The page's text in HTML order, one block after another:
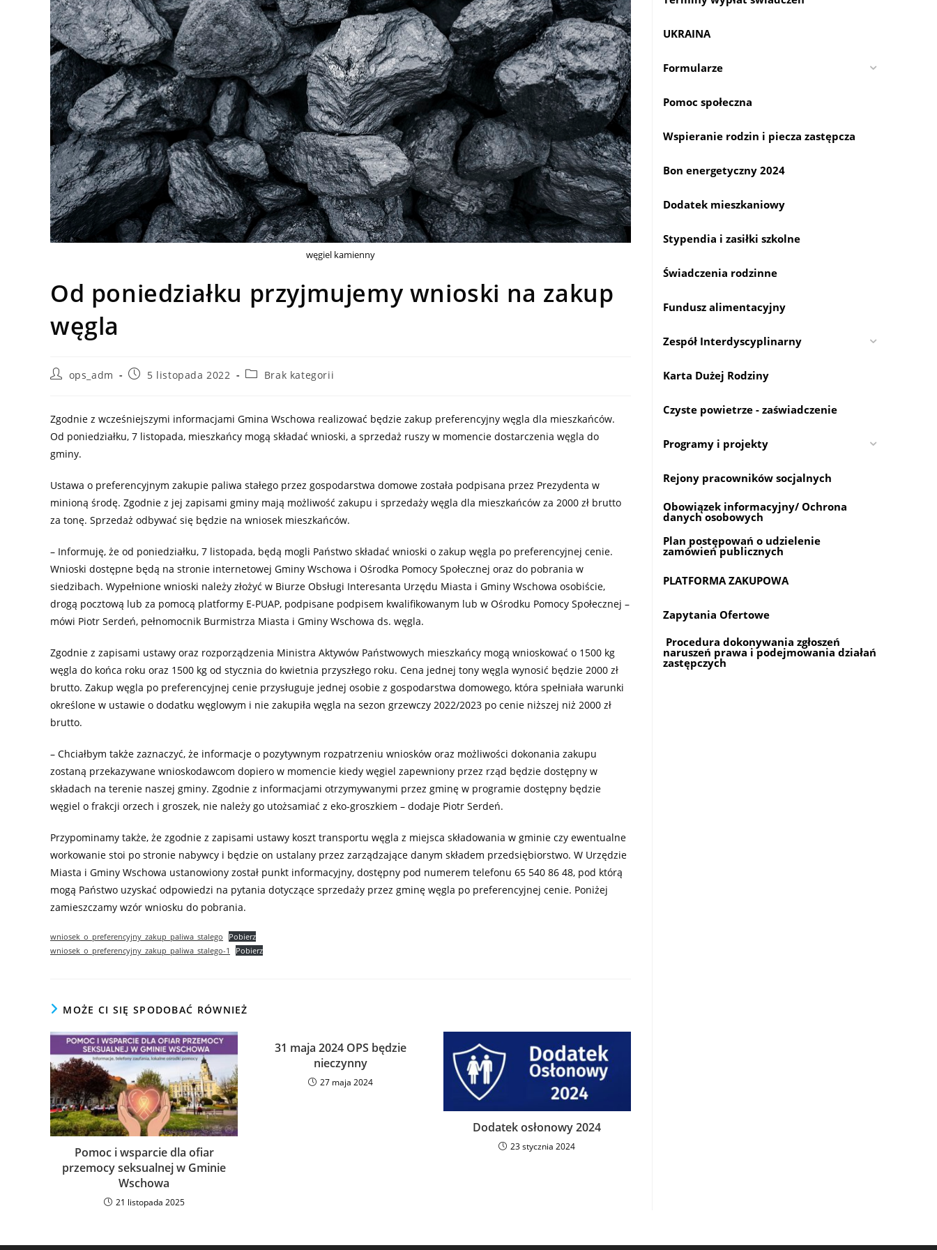
węgiel kamienny
Od poniedziałku przyjmujemy wnioski na zakup
węgla
Postops_adm
Post5 listopada 2022
PostBrak kategorii
Zgodnie z wcześniejszymi informacjami Gmina Wschowa realizować będzie zakup preferencyjny węgla dla mieszkańców.
Od poniedziałku, 7 listopada, mieszkańcy mogą składać wnioski, a sprzedaż ruszy w momencie dostarczenia węgla do
gminy.
Ustawa o preferencyjnym zakupie paliwa stałego przez gospodarstwa domowe została podpisana przez Prezydenta w
minioną środę. Zgodnie z jej zapisami gminy mają możliwość zakupu i sprzedaży węgla dla mieszkańców za 2000 zł brutto
za tonę. Sprzedaż odbywać się będzie na wniosek mieszkańców.
– Informuję, że od poniedziałku, 7 listopada, będą mogli Państwo składać wnioski o zakup węgla po preferencyjnej cenie.
Wnioski dostępne będą na stronie internetowej Gminy Wschowa i Ośrodka Pomocy Społecznej oraz do pobrania w
siedzibach. Wypełnione wnioski należy złożyć w Biurze Obsługi Interesanta Urzędu Miasta i Gminy Wschowa osobiście,
drogą pocztową lub za pomocą platformy E-PUAP, podpisane podpisem kwalifikowanym lub w Ośrodku Pomocy Społecznej –
mówi Piotr Serdeń, pełnomocnik Burmistrza Miasta i Gminy Wschowa ds. węgla.
Zgodnie z zapisami ustawy oraz rozporządzenia Ministra Aktywów Państwowych mieszkańcy mogą wnioskować o 1500 kg
węgla do końca roku oraz 1500 kg od stycznia do kwietnia przyszłego roku. Cena jednej tony węgla wynosić będzie 2000 zł
brutto. Zakup węgla po preferencyjnej cenie przysługuje jednej osobie z gospodarstwa domowego, która spełniała warunki
określone w ustawie o dodatku węglowym i nie zakupiła węgla na sezon grzewczy 2022/2023 po cenie niższej niż 2000 zł
brutto.
– Chciałbym także zaznaczyć, że informacje o pozytywnym rozpatrzeniu wniosków oraz możliwości dokonania zakupu
zostaną przekazywane wnioskodawcom dopiero w momencie kiedy węgiel zapewniony przez rząd będzie dostępny w
składach na terenie naszej gminy. Zgodnie z informacjami otrzymywanymi przez gminę w programie dostępny będzie
węgiel o frakcji orzech i groszek, nie należy go utożsamiać z eko-groszkiem – dodaje Piotr Serdeń.
Przypominamy także, że zgodnie z zapisami ustawy koszt transportu węgla z miejsca składowania w gminie czy ewentualne
workowanie stoi po stronie nabywcy i będzie on ustalany przez zarządzające danym składem przedsiębiorstwo. W Urzędzie
Miasta i Gminy Wschowa ustanowiony został punkt informacyjny, dostępny pod numerem telefonu 65 540 86 48, pod którą
mogą Państwo uzyskać odpowiedzi na pytania dotyczące sprzedaży przez gminę węgla po preferencyjnej cenie. Poniżej
zamieszczamy wzór wniosku do pobrania.
wniosek_o_preferencyjny_zakup_paliwa_stalego
Pobierz
wniosek_o_preferencyjny_zakup_paliwa_stalego-1
Pobierz
MOŻE CI SIĘ SPODOBAĆ RÓWNIEŻ
Pomoc i wsparcie dla ofiar
przemocy seksualnej w Gminie
Wschowa
21 listopada 2025
31 maja 2024 OPS będzie
nieczynny
27 maja 2024
Dodatek osłonowy 2024
23 stycznia 2024
UKRAINA
Formularze
Pomoc społeczna
Wspieranie rodzin i piecza zastępcza
Bon energetyczny 2024
Dodatek mieszkaniowy
Stypendia i zasiłki szkolne
Świadczenia rodzinne
Fundusz alimentacyjny
Zespół Interdyscyplinarny
Karta Dużej Rodziny
Czyste powietrze - zaświadczenie
Programy i projekty
Rejony pracowników socjalnych
Obowiązek informacyjny/ Ochrona
danych osobowych
Plan postępowań o udzielenie
zamówień publicznych
PLATFORMA ZAKUPOWA
Zapytania Ofertowe
Procedura dokonywania zgłoszeń
naruszeń prawa i podejmowania działań
zastępczych